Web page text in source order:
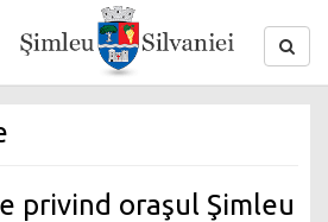
privind oraşul Şimleu